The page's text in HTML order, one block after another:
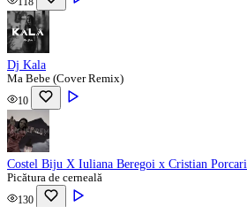
Dj Kala
Ma Bebe (Cover Remix)
10
Costel Biju X Iuliana Beregoi x Cristian Porcari
Picătura de cerneală
130